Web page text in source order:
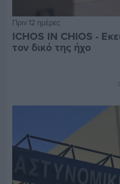
Πριν 12 ημέρες
ICHOS IN CHIOS -
τον δικό της ήχο